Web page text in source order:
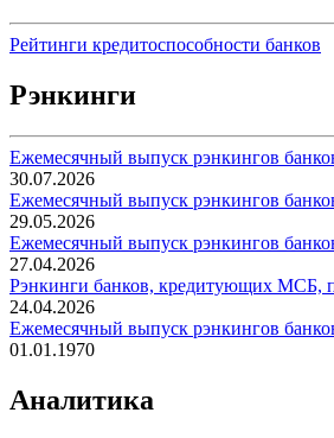
Рейтинги кредитоспособности банков
Рэнкинги
Ежемесячный выпуск рэнкингов
30.07.2026
Ежемесячный выпуск рэнкингов
29.05.2026
Ежемесячный выпуск рэнкингов
27.04.2026
Рэнкинги банков, кредитующих МСБ,
24.04.2026
Ежемесячный выпуск рэнкингов
01.01.1970
Аналитика